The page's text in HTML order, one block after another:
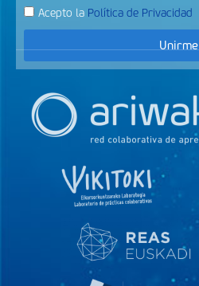
Acepto la Política de Privacidad
Unirme